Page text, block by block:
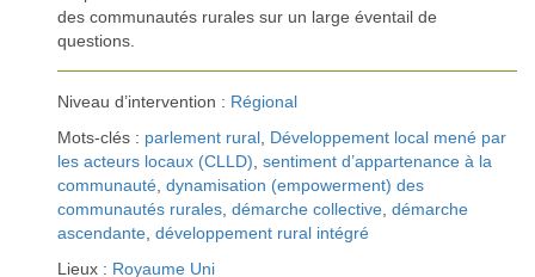
des communautés rurales sur un large éventail de
questions.
Niveau d’intervention : Régional
Mots-clés : parlement rural Développement local mené par
les acteurs locaux (CLLD) sentiment d’appartenance à la
communauté dynamisation (empowerment) des
communautés rurales démarche collective démarche
ascendante développement rural intégré
Lieux : Royaume Uni